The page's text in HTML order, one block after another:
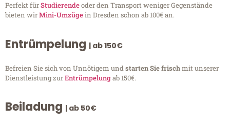
Perfekt fürStudierendeoder den Transport weniger Gegenstände
bieten wirMini-Umzügein Dresden schon ab 100€ an.
Entrümpelung | ab 150€
Befreien Sie sich von Unnötigem undstarten Sie frischmit unserer
Dienstleistung zurEntrümpelungab 150€.
Beiladung | ab 50€